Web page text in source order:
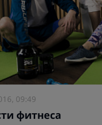
09:49
фитнеса